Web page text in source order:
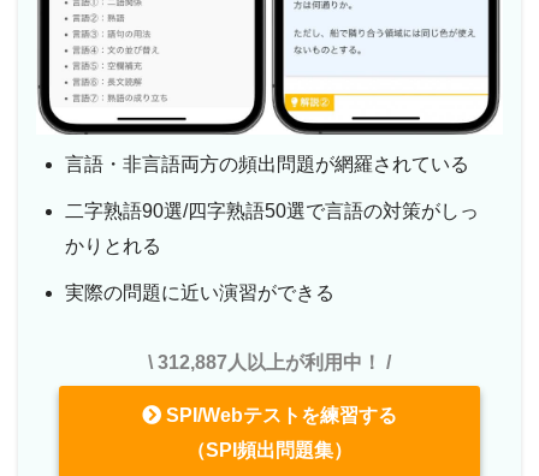
言語・非言語両方の頻出問題が網羅されている
二字熟語90選/四字熟語50選で言語の対策がしっ
かりとれる
実際の問題に近い演習ができる
\ 312,887人以上が利用中！ /
SPI/Webテストを練習する
（SPI頻出問題集）